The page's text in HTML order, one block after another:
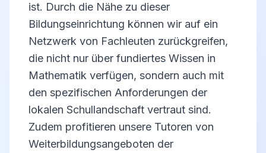
ist. Durch die Nähe zu dieser
Bildungseinrichtung können wir auf ein
Netzwerk von Fachleuten zurückgreifen,
die nicht nur über fundiertes Wissen in
Mathematik verfügen, sondern auch mit
den spezifischen Anforderungen der
lokalen Schullandschaft vertraut sind.
Zudem profitieren unsere Tutoren von
Weiterbildungsangeboten der